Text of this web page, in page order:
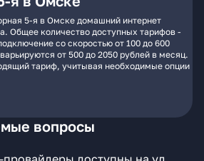
5-я в Омске домашний интернет
Общее количество доступных тарифов -
со скоростью от 100 до 600
от 500 до 2050 рублей в месяц.
тариф, учитывая необходимые опции
вопросы